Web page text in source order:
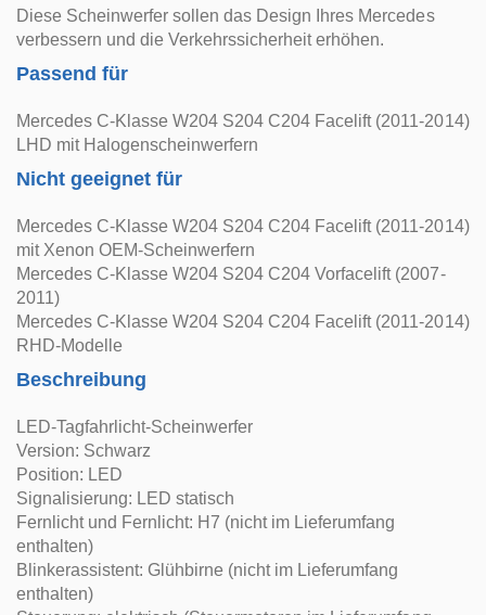
Diese Scheinwerfer sollen das Design Ihres Mercedes
verbessern und die Verkehrssicherheit erhöhen.
Passend für
Mercedes C-Klasse W204 S204 C204 Facelift (2011-2014)
LHD mit Halogenscheinwerfern
Nicht geeignet für
Mercedes C-Klasse W204 S204 C204 Facelift (2011-2014)
mit Xenon OEM-Scheinwerfern
Mercedes C-Klasse W204 S204 C204 Vorfacelift (2007-
2011)
Mercedes C-Klasse W204 S204 C204 Facelift (2011-2014)
RHD-Modelle
Beschreibung
LED-Tagfahrlicht-Scheinwerfer
Version: Schwarz
Position: LED
Signalisierung: LED statisch
Fernlicht und Fernlicht: H7 (nicht im Lieferumfang
enthalten)
Blinkerassistent: Glühbirne (nicht im Lieferumfang
enthalten)